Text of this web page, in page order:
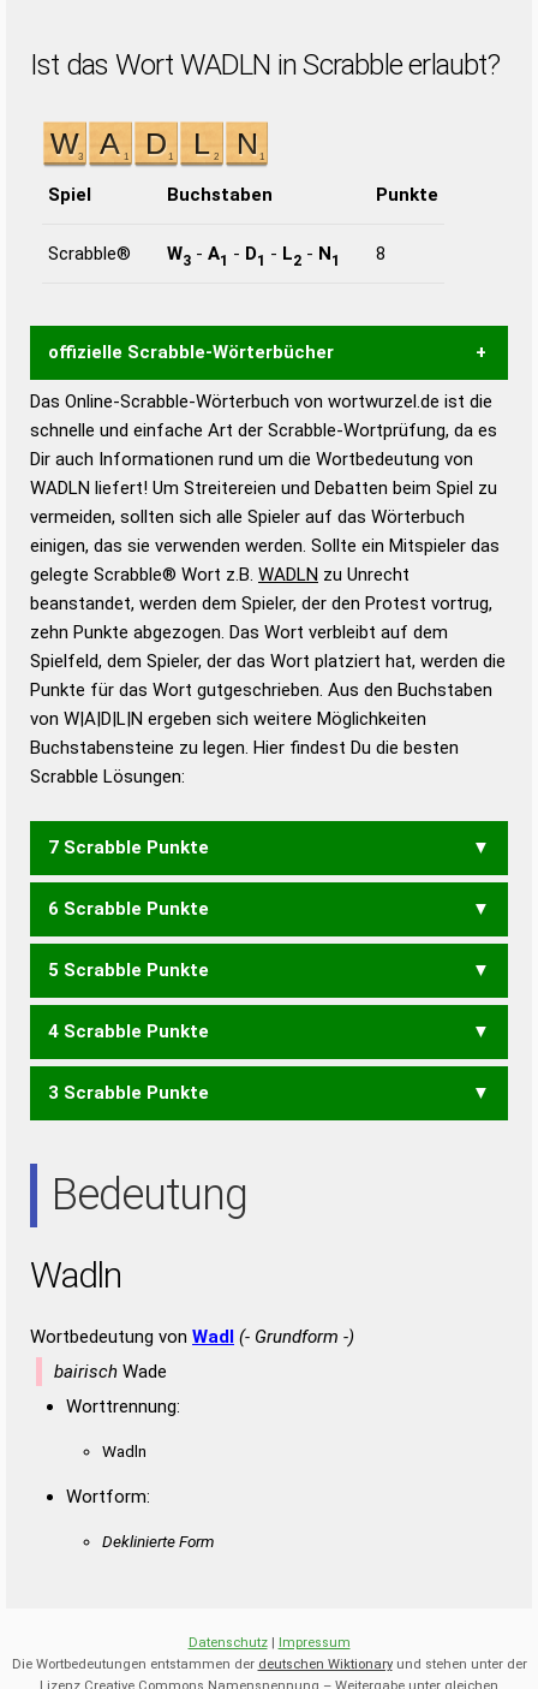
Ist das Wort WADLN in Scrabble erlaubt?
Spiel Buchstaben Punkte
Scrabble® W3 - A1 - D1 - L2 - N1 8
offizielle Scrabble-Wörterbücher
Wortwurzel liefert mit Hilfe eines semantischen
Wortanalyse-Algorithmus gute Anhaltspunkte zu
Wortbedeutung, Worttrennung und Wortform, um die
Gültigkeit eines Wortes für das Scrabble-Spiel zu
bestimmen!
zugelassene Turnier Scrabble-
Wörterbücher sind:
Duden – Standardwerk in 12 Bänden
Duden – Richtiges und gutes
Deutsch
Duden – Die deutsche Grammatik
Duden – Deutsches
Das Online-Scrabble-Wörterbuch von wortwurzel.de ist die
schnelle und einfache Art der Scrabble-Wortprüfung, da es
Dir auch Informationen rund um die Wortbedeutung von
WADLN liefert! Um Streitereien und Debatten beim Spiel zu
vermeiden, sollten sich alle Spieler auf das Wörterbuch
einigen, das sie verwenden werden. Sollte ein Mitspieler das
gelegte Scrabble® Wort z.B. WADLN zu Unrecht
beanstandet, werden dem Spieler, der den Protest vortrug,
zehn Punkte abgezogen. Das Wort verbleibt auf dem
Spielfeld, dem Spieler, der das Wort platziert hat, werden die
Punkte für das Wort gutgeschrieben. Aus den Buchstaben
von W|A|D|L|N ergeben sich weitere Möglichkeiten
Buchstabensteine zu legen. Hier findest Du die besten
Scrabble Lösungen:
7 Scrabble Punkte
WALD WLAN
6 Scrabble Punkte
WAL DAWN WAND
5 Scrabble Punkte
LAND
4 Scrabble Punkte
LAD
3 Scrabble Punkte
Bedeutung
Wadln
Wortbedeutung von Wadl (- Grundform -)
bairisch Wade
Worttrennung:
Wadln
Wortform:
Deklinierte Form
Datenschutz| Impressum
Die Wortbedeutungen entstammen der deutschen Wiktionaryund stehen unter der
Lizenz Creative Commons Namensnennung – Weitergabe unter gleichen